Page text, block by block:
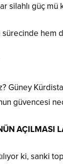
silahlı güç mü
hem
güvencesi
AÇILMASI
ki, sanki